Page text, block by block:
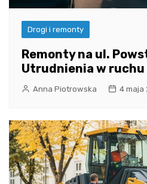
Drogi i remonty
Remonty na ul.
Utrudnienia w ruchu
Anna Piotrowska 4 maja